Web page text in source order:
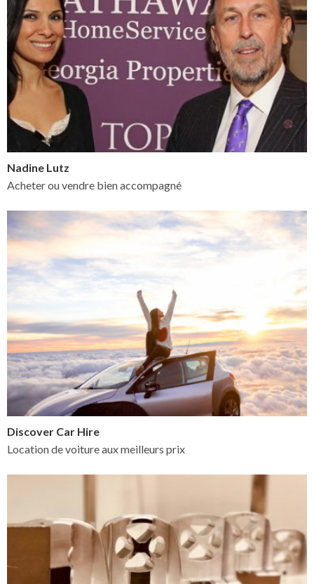
Nadine Lutz
Acheter ou vendre bien accompagné
Discover Car Hire
Location de voiture aux meilleurs prix